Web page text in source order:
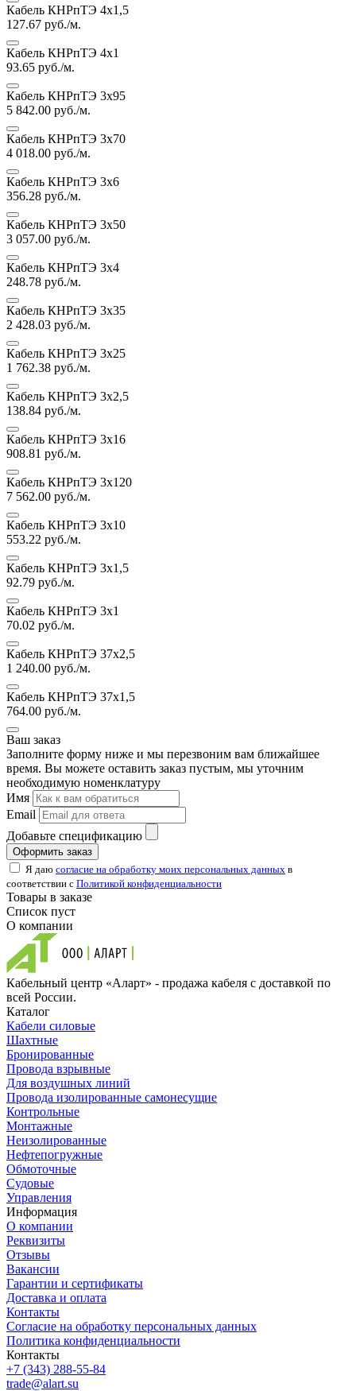
Кабель КНРпТЭ 4х1,5
127.67 руб./м.
Кабель КНРпТЭ 4х1
93.65 руб./м.
Кабель КНРпТЭ 3х95
5 842.00 руб./м.
Кабель КНРпТЭ 3х70
4 018.00 руб./м.
Кабель КНРпТЭ 3х6
356.28 руб./м.
Кабель КНРпТЭ 3х50
3 057.00 руб./м.
Кабель КНРпТЭ 3х4
248.78 руб./м.
Кабель КНРпТЭ 3х35
2 428.03 руб./м.
Кабель КНРпТЭ 3х25
1 762.38 руб./м.
Кабель КНРпТЭ 3х2,5
138.84 руб./м.
Кабель КНРпТЭ 3х16
908.81 руб./м.
Кабель КНРпТЭ 3х120
7 562.00 руб./м.
Кабель КНРпТЭ 3х10
553.22 руб./м.
Кабель КНРпТЭ 3х1,5
92.79 руб./м.
Кабель КНРпТЭ 3х1
70.02 руб./м.
Кабель КНРпТЭ 37х2,5
1 240.00 руб./м.
Кабель КНРпТЭ 37х1,5
764.00 руб./м.
Ваш заказ
Заполните форму ниже и мы перезвоним вам ближайшее
время. Вы можете оставить заказ пустым, мы уточним
необходимую номенклатуру
Имя
Email
Добавьте спецификацию
Оформить заказ
Я даю согласие на обработку моих персональных данных в
соответствии с Политикой конфиденциальности
Товары в заказе
Список пуст
О компании
Кабельный центр «Аларт» - продажа кабеля с доставкой по
всей России.
Каталог
Кабели силовые
Шахтные
Бронированные
Провода взрывные
Для воздушных линий
Провода изолированные самонесущие
Контрольные
Монтажные
Неизолированные
Нефтепогружные
Обмоточные
Судовые
Управления
Информация
О компании
Реквизиты
Отзывы
Вакансии
Гарантии и сертификаты
Доставка и оплата
Контакты
Согласие на обработку персональных данных
Политика конфиденциальности
Контакты
+7 (343) 288-55-84
trade@alart.su